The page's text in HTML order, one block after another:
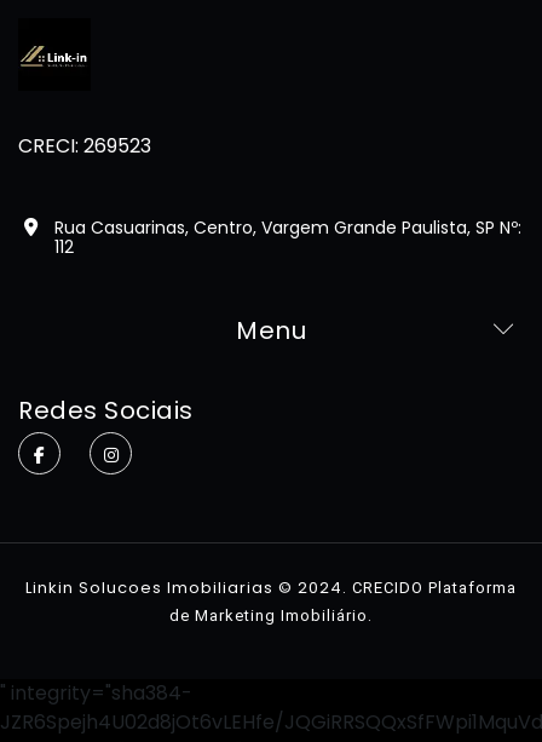
CRECI: 269523
Rua Casuarinas, Centro, Vargem Grande Paulista, SP Nº:
112
Menu
Redes Sociais
Linkin Solucoes Imobiliarias © 2024. CRECIDO Plataforma
de Marketing Imobiliário .
" integrity="sha384-
JZR6Spejh4U02d8jOt6vLEHfe/